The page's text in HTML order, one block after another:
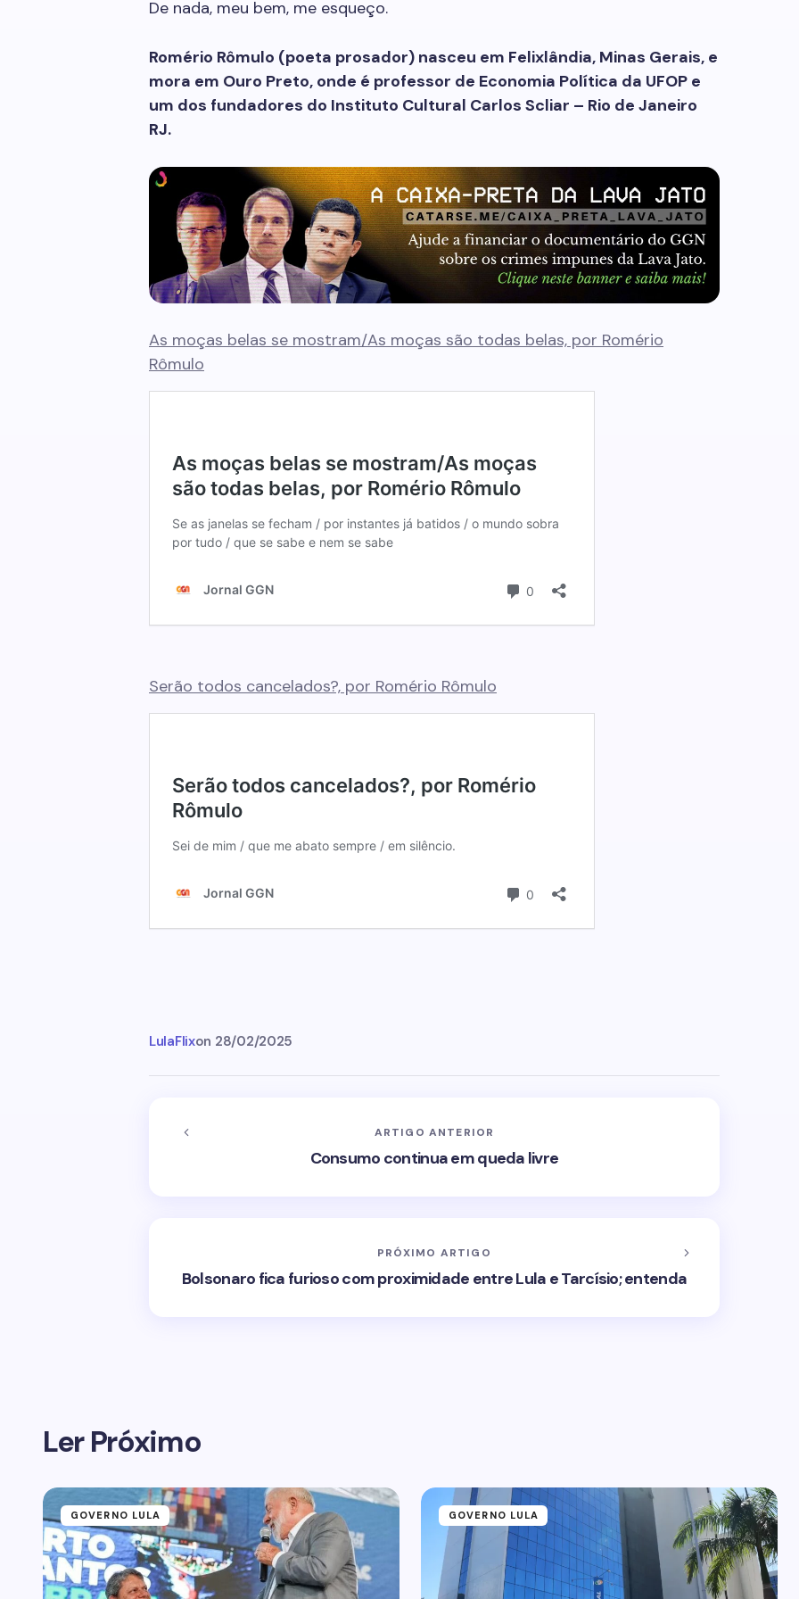
De nada, meu bem, me esqueço.
Romério Rômulo (poeta prosador) nasceu em Felixlândia, Minas Gerais, e
mora em Ouro Preto, onde é professor de Economia Política da UFOP e
um dos fundadores do Instituto Cultural Carlos Scliar – Rio de Janeiro
RJ.
As moças belas se mostram/As moças são todas belas, por Romério
Rômulo
Serão todos cancelados?, por Romério Rômulo
LulaFlixon 28/02/2025
ARTIGO ANTERIOR
Consumo continua em queda livre
PRÓXIMO ARTIGO
Bolsonaro fica furioso com proximidade entre Lula e Tarcísio; entenda
Ler Próximo
GOVERNO LULA GOVERNO LULA